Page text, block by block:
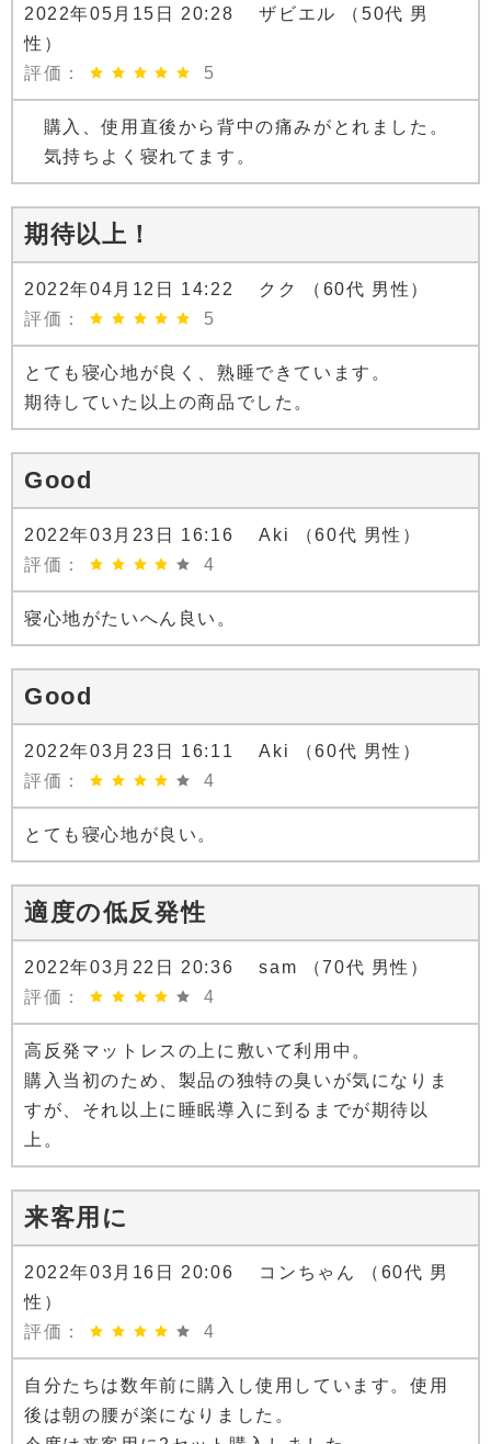
2022年05月15日 20:28 ザビエル （50代 男
性）
評価：
5
購入、使用直後から背中の痛みがとれました。
気持ちよく寝れてます。
期待以上！
2022年04月12日 14:22 クク （60代 男性）
評価：
5
とても寝心地が良く、熟睡できています。
期待していた以上の商品でした。
Good
2022年03月23日 16:16 Aki （60代 男性）
評価：
4
寝心地がたいへん良い。
Good
2022年03月23日 16:11 Aki （60代 男性）
評価：
4
とても寝心地が良い。
適度の低反発性
2022年03月22日 20:36 sam （70代 男性）
評価：
4
高反発マットレスの上に敷いて利用中。
購入当初のため、製品の独特の臭いが気になりま
すが、それ以上に睡眠導入に到るまでが期待以
上。
来客用に
2022年03月16日 20:06 コンちゃん （60代 男
性）
評価：
4
自分たちは数年前に購入し使用しています。使用
後は朝の腰が楽になりました。